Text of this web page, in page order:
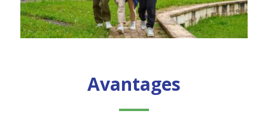
Avantages